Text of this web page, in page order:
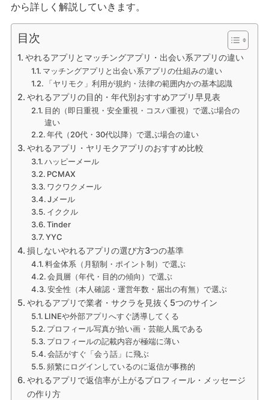
から詳しく解説していきます。
目次
やれるアプリとマッチングアプリ・出会い系アプリの違い
マッチングアプリと出会い系アプリの仕組みの違い
「ヤリモク」利用が規約・法律の範囲内かの基本認識
やれるアプリの目的・年代別おすすめアプリ早見表
目的（即日重視・安全重視・コスパ重視）で選ぶ場合の
違い
年代（20代・30代以降）で選ぶ場合の違い
やれるアプリ・ヤリモクアプリのおすすめ比較
ハッピーメール
PCMAX
ワクワクメール
Jメール
イククル
Tinder
YYC
損しないやれるアプリの選び方3つの基準
料金体系（月額制・ポイント制）で選ぶ
会員層（年代・目的の傾向）で選ぶ
安全性（本人確認・運営年数・届出の有無）で選ぶ
やれるアプリで業者・サクラを見抜く5つのサイン
LINEや外部アプリへすぐ誘導してくる
プロフィール写真が拾い画・芸能人風である
プロフィールの記載内容が極端に薄い
会話がすぐ「会う話」に飛ぶ
頻繁にログインしているのに返信が事務的
やれるアプリで返信率が上がるプロフィール・メッセージ
の作り方